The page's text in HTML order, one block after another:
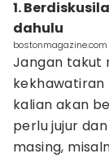
1.
dahulu
bostonmagazine.com
Jangan takut
kekhawatiran
kalian akan
perlu jujur
masing,